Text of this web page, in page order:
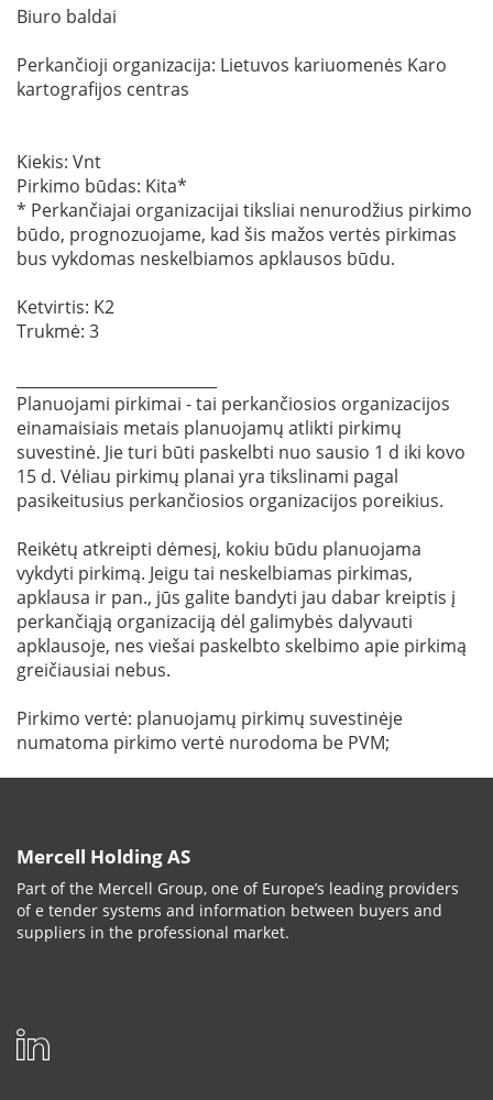
Biuro baldai
Perkančioji organizacija: Lietuvos kariuomenės Karo
kartografijos centras
Kiekis: Vnt
Pirkimo būdas: Kita*
* Perkančiajai organizacijai tiksliai nenurodžius pirkimo
būdo, prognozuojame, kad šis mažos vertės pirkimas
bus vykdomas neskelbiamos apklausos būdu.
Ketvirtis: K2
Trukmė: 3
Planuojami pirkimai - tai perkančiosios organizacijos
einamaisiais metais planuojamų atlikti pirkimų
suvestinė. Jie turi būti paskelbti nuo sausio 1 d iki kovo
15 d. Vėliau pirkimų planai yra tikslinami pagal
pasikeitusius perkančiosios organizacijos poreikius.
Reikėtų atkreipti dėmesį, kokiu būdu planuojama
vykdyti pirkimą. Jeigu tai neskelbiamas pirkimas,
apklausa ir pan., jūs galite bandyti jau dabar kreiptis į
perkančiąją organizaciją dėl galimybės dalyvauti
apklausoje, nes viešai paskelbto skelbimo apie pirkimą
greičiausiai nebus.
Pirkimo vertė: planuojamų pirkimų suvestinėje
numatoma pirkimo vertė nurodoma be PVM;
Mercell Holding AS
Part of the Mercell Group, one of Europe’s leading providers
of e tender systems and information between buyers and
suppliers in the professional market.